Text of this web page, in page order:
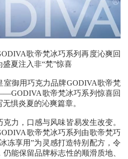
歌帝梵冰巧系列再度沁爽回
夏注入非“梵”惊喜
室御用巧克力品牌GODIVA歌帝梵
歌帝梵冰巧系列惊喜回
惧炎夏的沁爽篇章。
力，口感与风味皆易发生改变。
歌帝梵冰巧系列由歌帝梵巧
冻享用”为灵感打造特别配方，令
能保留品牌标志性的顺滑质地、